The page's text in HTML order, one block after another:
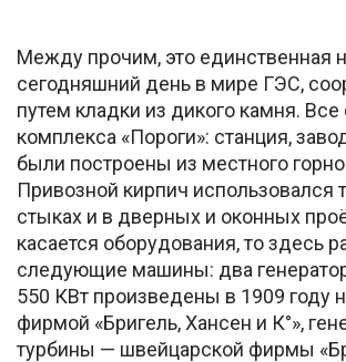
Между прочим, это единственная
сегодняшний день в мире ГЭС,
путем кладки из дикого камня.
комплекса «Пороги»: станция,
были построены из местного
Привозной кирпич использовался
стыках и в дверных и оконных
касается оборудования, то здесь
следующие машины: два
550 КВт произведены в 1909 году
фирмой «Бригель, Хансен и К°»,
турбины — швейцарской фирмы